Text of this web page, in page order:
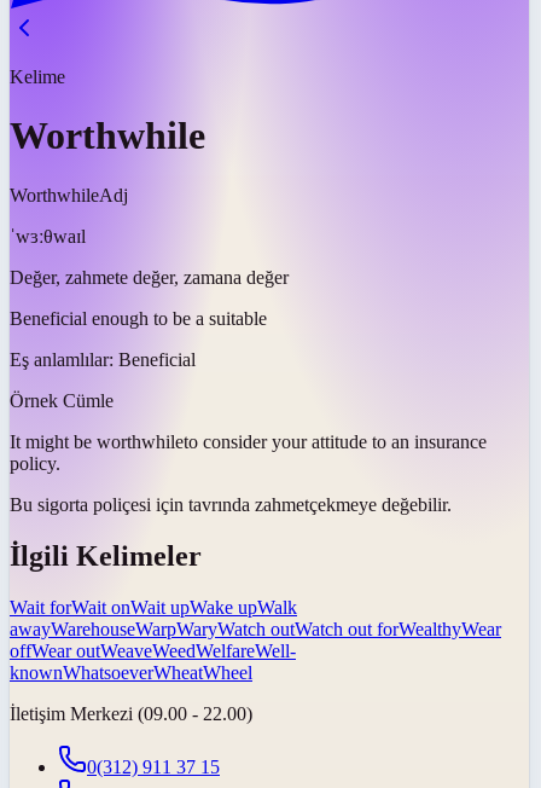
Kelime
Worthwhile
WorthwhileAdj
ˈwɜːθwaɪl
Değer, zahmete değer, zamana değer
Beneficial enough to be a suitable
Eş anlamlılar: Beneficial
Örnek Cümle
It might be worthwhileto consider your attitude to an insurance
policy.
Bu sigorta poliçesi için tavrında zahmetçekmeye değebilir.
İlgili Kelimeler
Wait forWait onWait upWake upWalk
awayWarehouseWarpWaryWatch outWatch out forWealthyWear
offWear outWeaveWeedWelfareWell-
knownWhatsoeverWheatWheel
İletişim Merkezi (09.00 - 22.00)
0(312) 911 37 15